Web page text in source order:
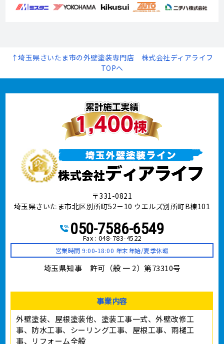
↑埼玉県さいたま市の外壁塗装専門店 株式会社ディアライフ
TOPへ
〒331-0821
埼玉県さいたま市北区別所町52－10 ウエルズ別所町B棟101
050-7586-6549
Fax : 048-783-4522
営業時間 9:00-18:00 年末年始/夏季休暇
埼玉県知事 許可（般 一 2）第73310号
事業内容
外壁塗装、屋根塗装他、塗装工事⼀式、外壁改修工
事、防水工事、シーリング工事、屋根工事、雨樋工
事、リフォーム全般